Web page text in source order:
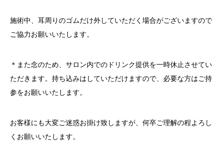
施術中、耳周りのゴムだけ外していただく場合がございますので
ご協力お願いいたします。
＊また念のため、サロン内でのドリンク提供を一時休止させてい
ただきます。持ち込みはしていただけますので、必要な方はご持
参をお願いいたします。
お客様にも大変ご迷惑お掛け致しますが、何卒ご理解の程よろし
くお願いいたします。